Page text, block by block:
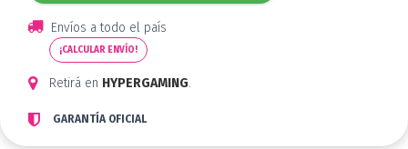
Envíos a todo el país
¡CALCULAR ENVÍO!
Retirá en HYPERGAMING.
GARANTÍA OFICIAL